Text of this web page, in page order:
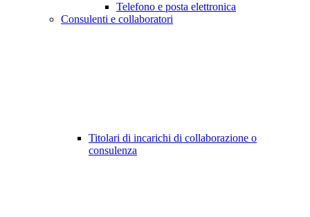
Telefono e posta elettronica
Consulenti e collaboratori
Titolari di incarichi di collaborazione o
consulenza